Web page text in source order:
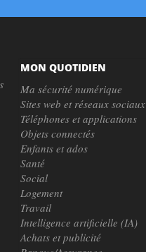
MON QUOTIDIEN
Ma sécurité numérique
Sites web et réseaux sociaux
Téléphones et applications
Objets connectés
Enfants et ados
Santé
Social
Logement
Travail
Intelligence artificielle (IA)
Achats et publicité